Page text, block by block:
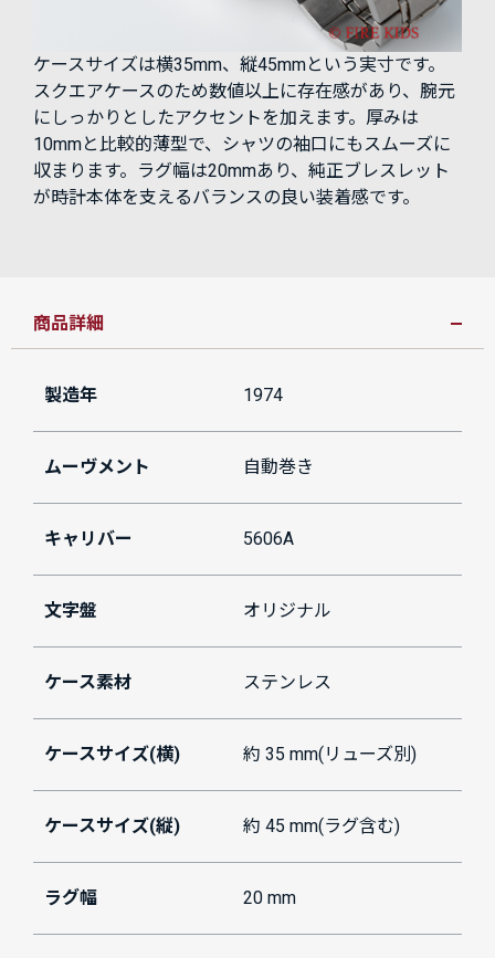
ケースサイズは横35mm、縦45mmという実寸です。
スクエアケースのため数値以上に存在感があり、腕元
にしっかりとしたアクセントを加えます。厚みは
10mmと比較的薄型で、シャツの袖口にもスムーズに
収まります。ラグ幅は20mmあり、純正ブレスレット
が時計本体を支えるバランスの良い装着感です。
商品詳細
製造年 1974
ムーヴメント 自動巻き
キャリバー 5606A
文字盤 オリジナル
ケース素材 ステンレス
ケースサイズ(横) 約 35 mm(リューズ別)
ケースサイズ(縦) 約 45 mm(ラグ含む)
ラグ幅 20 mm